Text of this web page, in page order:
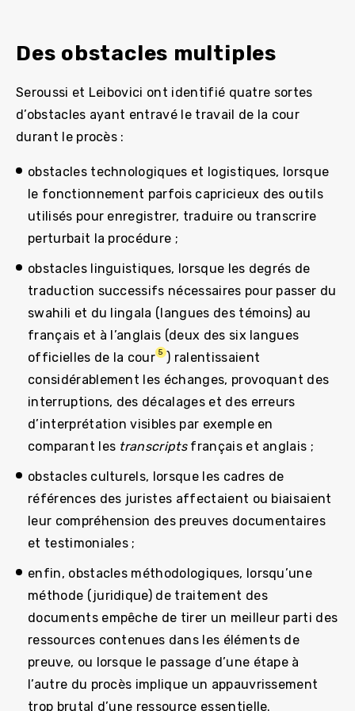
Des obstacles multiples
Seroussi et Leibovici ont identifié quatre sortes
d’obstacles ayant entravé le travail de la cour
durant le procès :
obstacles technologiques et logistiques, lorsque
le fonctionnement parfois capricieux des outils
utilisés pour enregistrer, traduire ou transcrire
perturbait la procédure ;
obstacles linguistiques, lorsque les degrés de
traduction successifs nécessaires pour passer du
swahili et du lingala (langues des témoins) au
français et à l’anglais (deux des six langues
officielles de la cour 5 ) ralentissaient
considérablement les échanges, provoquant des
interruptions, des décalages et des erreurs
d’interprétation visibles par exemple en
comparant les transcriptsfrançais et anglais ;
obstacles culturels, lorsque les cadres de
références des juristes affectaient ou biaisaient
leur compréhension des preuves documentaires
et testimoniales ;
enfin, obstacles méthodologiques, lorsqu’une
méthode (juridique) de traitement des
documents empêche de tirer un meilleur parti des
ressources contenues dans les éléments de
preuve, ou lorsque le passage d’une étape à
l’autre du procès implique un appauvrissement
trop brutal d’une ressource essentielle.